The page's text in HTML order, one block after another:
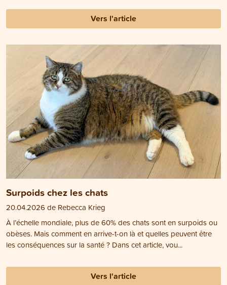
Vers l'article
Surpoids chez les chats
20.04.2026 de Rebecca Krieg
À l’échelle mondiale, plus de 60% des chats sont en surpoids ou
obèses. Mais comment en arrive-t-on là et quelles peuvent être
les conséquences sur la santé ? Dans cet article, vou...
Vers l'article